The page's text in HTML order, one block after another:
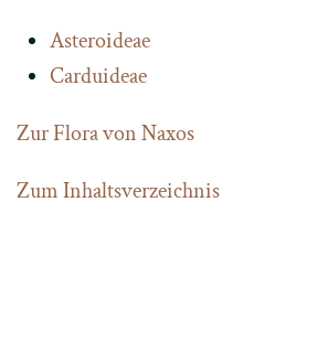
Asteroideae
Carduideae
Zur Flora von Naxos
Zum Inhaltsverzeichnis